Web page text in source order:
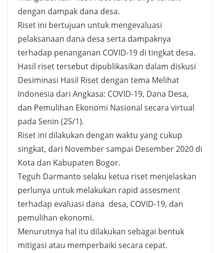
dengan dampak dana desa.
Riset ini bertujuan untuk mengevaluasi
pelaksanaan dana desa serta dampaknya
terhadap penanganan COVID-19 di tingkat desa.
Hasil riset tersebut dipublikasikan dalam diskusi
Desiminasi Hasil Riset dengan tema Melihat
Indonesia dari Angkasa: COVID-19, Dana Desa,
dan Pemulihan Ekonomi Nasional secara virtual
pada Senin (25/1).
Riset ini dilakukan dengan waktu yang cukup
singkat, dari November sampai Desember 2020 di
Kota dan Kabupaten Bogor.
Teguh Darmanto selaku ketua riset menjelaskan
perlunya untuk melakukan rapid assesment
terhadap evaluasi dana desa, COVID-19, dan
pemulihan ekonomi.
Menurutnya hal itu dilakukan sebagai bentuk
mitigasi atau memperbaiki secara cepat.